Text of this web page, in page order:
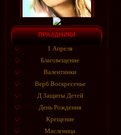
ПРАЗДНИКИ
1 Апреля
Благовещение
Валентинки
Верб Воскресенье
Д Защиты Детей
День Рождения
Крещение
Масленица